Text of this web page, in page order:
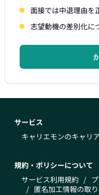
面接では中退理由を
志望動機の差別化に
サービス
キャリエモンのキャリ
規約・ポリシーについて
サービス利用規約 /
/ 匿名加工情報の取